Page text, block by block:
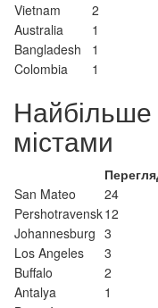
Vietnam
2
Australia
1
Bangladesh
1
Colombia
1
Найбільше
містами
San Mateo
24
Pershotravensk12
Johannesburg 3
Los Angeles
3
Buffalo
2
Antalya
1